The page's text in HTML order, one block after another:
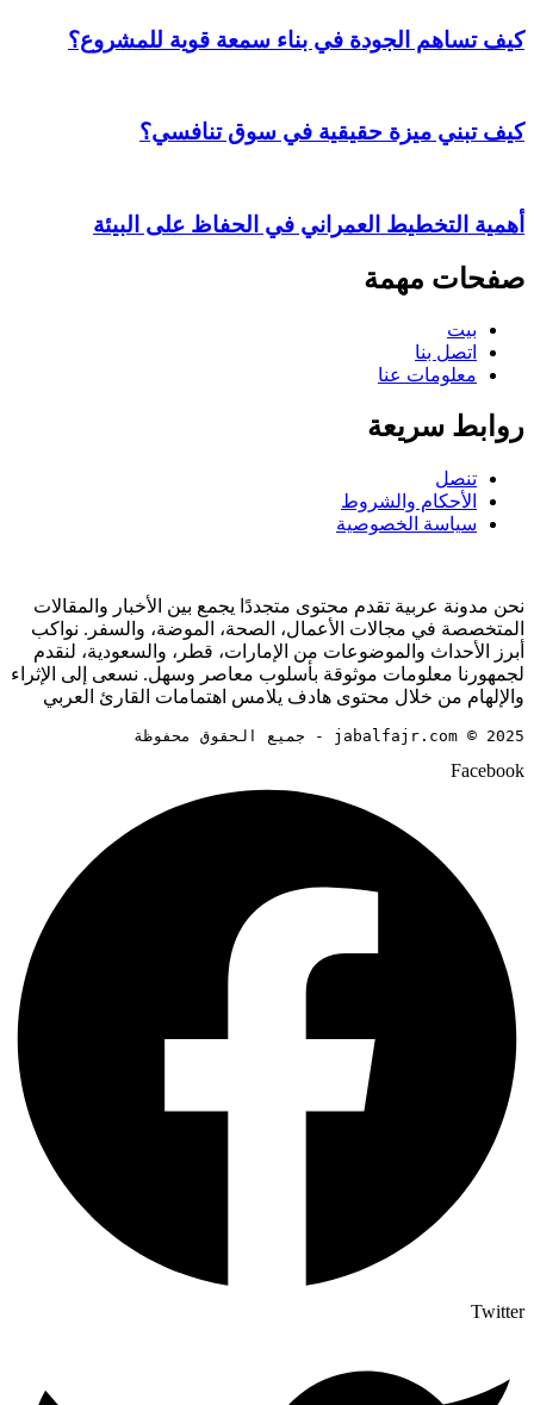
كيف تساهم الجودة في بناء سمعة قوية للمشروع؟
كيف تبني ميزة حقيقية في سوق تنافسي؟
أهمية التخطيط العمراني في الحفاظ على البيئة
صفحات مهمة
بيت
اتصل بنا
معلومات عنا
روابط سريعة
تنصل
الأحكام والشروط
سياسة الخصوصية
نحن مدونة عربية تقدم محتوى متجددًا يجمع بين الأخبار والمقالات
المتخصصة في مجالات الأعمال، الصحة، الموضة، والسفر. نواكب
أبرز الأحداث والموضوعات من الإمارات، قطر، والسعودية، لنقدم
لجمهورنا معلومات موثوقة بأسلوب معاصر وسهل. نسعى إلى الإثراء
والإلهام من خلال محتوى هادف يلامس اهتمامات القارئ العربي
jabalfajr.com © 2025 - جميع الحقوق محفوظة
Facebook
Twitter